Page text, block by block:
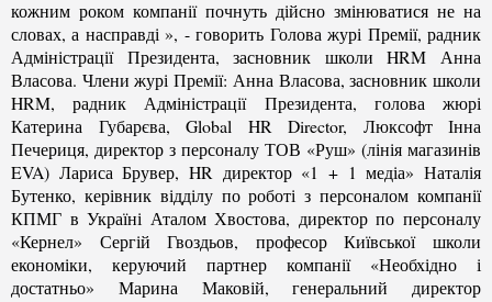
кожним роком компанії почнуть дійсно змінюватися не на
словах, а насправді », - говорить Голова журі Премії, радник
Адміністрації Президента, засновник школи HRM Анна
Власова. Члени журі Премії: Анна Власова, засновник школи
HRM, радник Адміністрації Президента, голова жюрі
Катерина Губарєва, Global HR Director, Люксофт Інна
Печериця, директор з персоналу ТОВ «Руш» (лінія магазинів
EVA) Лариса Брувер, HR директор «1 + 1 медіа» Наталія
Бутенко, керівник відділу по роботі з персоналом компанії
КПМГ в Україні Аталом Хвостова, директор по персоналу
«Кернел» Сергій Гвоздьов, професор Київської школи
економіки, керуючий партнер компанії «Необхідно і
достатньо» Марина Маковій, генеральний директор